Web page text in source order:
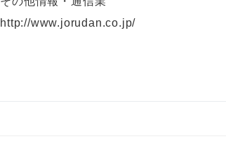
http://www.jorudan.co.jp/